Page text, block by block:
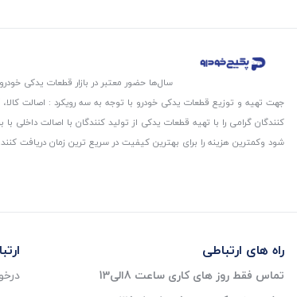
سال‌ها حضور معتبر در بازار قطعات یدکی
جهت تهیه و توزیع قطعات یدکی خودرو با توجه به سه رویکرد : اصالت
کنندگان گرامی را با تهیه قطعات یدکی از تولید کنندگان با اصالت
شود و‌کمترین هزینه را برای بهترین کیفیت در سریع ترین زمان دریافت
راه های ارتباطی
تماس فقط روز های کاری ساعت 8الی13